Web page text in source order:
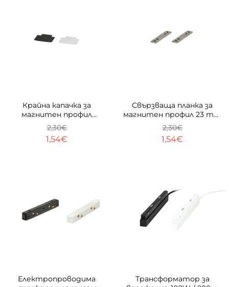
Крайна капачка за
магнитен профил
Trimless 23 mm
1,54€
2,30€
Свързваща планка за
магнитен профил 23 mm
- 1бр.
1,54€
2,30€
Електропроводима
Трансформатор за